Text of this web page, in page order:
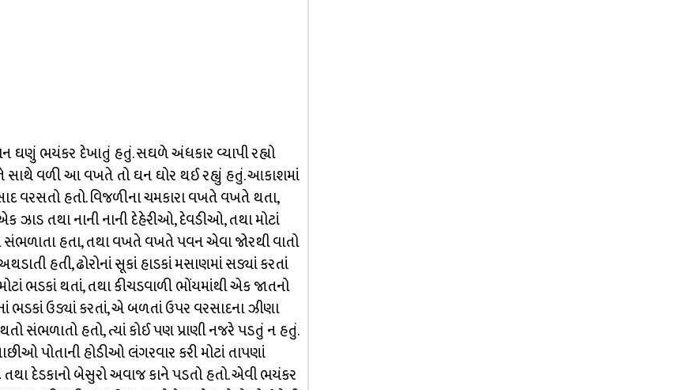
ઘણું ભયંકર દેખાતું હતું. સઘળે અંધકાર વ્યાપી રહ્યો
સાથે વળી આ વખતે તો ઘન ઘોર થઈ રહ્યું હતું. આકાશમાં
વરસતો હતો. વિજળીના ચમકારા વખતે વખતે થતા,
ઝાડ તથા નાની નાની દેહેરીઓ, દેવડીઓ, તથા મોટાં
સંભળાતા હતા, તથા વખતે વખતે પવન એવા જોરથી વાતો
હતી, ઢોરોનાં સૂકાં હાડકાં મસાણમાં સડ્યાં કરતાં
ભડકાં થતાં, તથા કીચડવાળી ભોંયમાંથી એક જાતનો
ભડકાં ઉડ્યાં કરતાં, એ બળતાં ઉપર વરસાદના ઝીણા
સંભળાતો હતો, ત્યાં કોઈ પણ પ્રાણી નજરે પડતું ન હતું.
પોતાની હોડીઓ લંગરવાર કરી મોટાં તાપણાં
દેડકાનો બેસુરો અવાજ કાને પડતો હતો. એવી ભયંકર